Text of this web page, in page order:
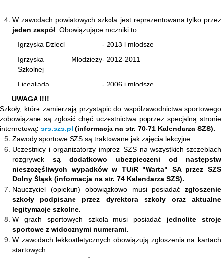
W zawodach powiatowych szkoła jest reprezentowana tylko przez
jeden zespół. Obowiązujące roczniki to :
Igrzyska Dzieci
- 2013 i młodsze
Igrzyska Młodzieży
Szkolnej
- 2012-2011
Licealiada
- 2006 i młodsze
UWAGA !!!!
Szkoły, które zamierzają przystąpić do współzawodnictwa sportowego
zobowiązane są zgłosić chęć uczestnictwa poprzez specjalną stronie
internetową: srs.szs.pl (informacja na str. 70-71 Kalendarza SZS).
Zawody sportowe SZS są traktowane jak zajęcia lekcyjne.
Uczestnicy i organizatorzy imprez SZS na wszystkich szczeblach
rozgryweksą dodatkowo ubezpieczeni od następstw
nieszczęśliwych wypadków w TUiR "Warta" SA przez SZS
Dolny Śląsk (informacja na str. 74 Kalendarza SZS).
Nauczyciel (opiekun) obowiązkowo musi posiadać zgłoszenie
szkoły podpisane przez dyrektora szkoły oraz aktualne
legitymacje szkolne.
W grach sportowych szkoła musi posiadać jednolite stroje
sportowe z widocznymi numerami.
W zawodach lekkoatletycznych obowiązują zgłoszenia na kartach
startowych.